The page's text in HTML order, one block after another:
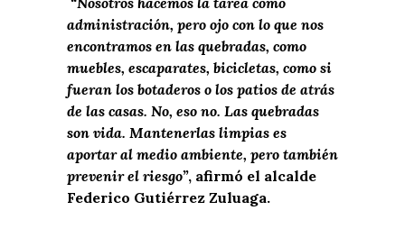
administración, pero ojo con lo que nos
encontramos en las quebradas, como
muebles, escaparates, bicicletas, como si
fueran los botaderos o los patios de atrás
de las casas. No, eso no. Las quebradas
son vida. Mantenerlas limpias es
aportar al medio ambiente, pero también
prevenir el riesgo”, afirmó el alcalde
Federico Gutiérrez Zuluaga.